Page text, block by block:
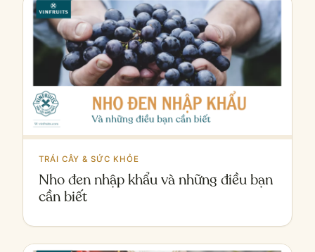
TRÁI CÂY & SỨC KHỎE
Nho đen nhập khẩu và những điều bạn
cần biết